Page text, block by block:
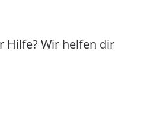
Hilfe? Wir helfen dir